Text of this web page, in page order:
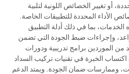
أو تغيير الخصائص اللونية لتلبية
الأداء المحددة للتطبيقات الخاصة.
الخدمات، بما في ذلك أدلة التطبيق
وإجراءات ضبط الجودة التي تضمن
من الموردين برامج تدريبية ودورات
الخبرة في تقنيات تركيب السداد
وممارسات ضمان الجودة. ويمتد الدعم